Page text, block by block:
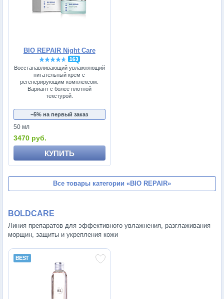
BIO REPAIR Night Care
163
Восстанавливающий увлажняющий
питательный крем с
регенерирующим комплексом.
Вариант с более плотной
текстурой.
−5% на первый заказ
50 мл
3470 руб.
КУПИТЬ
Все товары категории «BIO REPAIR»
BOLDCARE
Линия препаратов для эффективного увлажнения, разглаживания
морщин, защиты и укрепления кожи